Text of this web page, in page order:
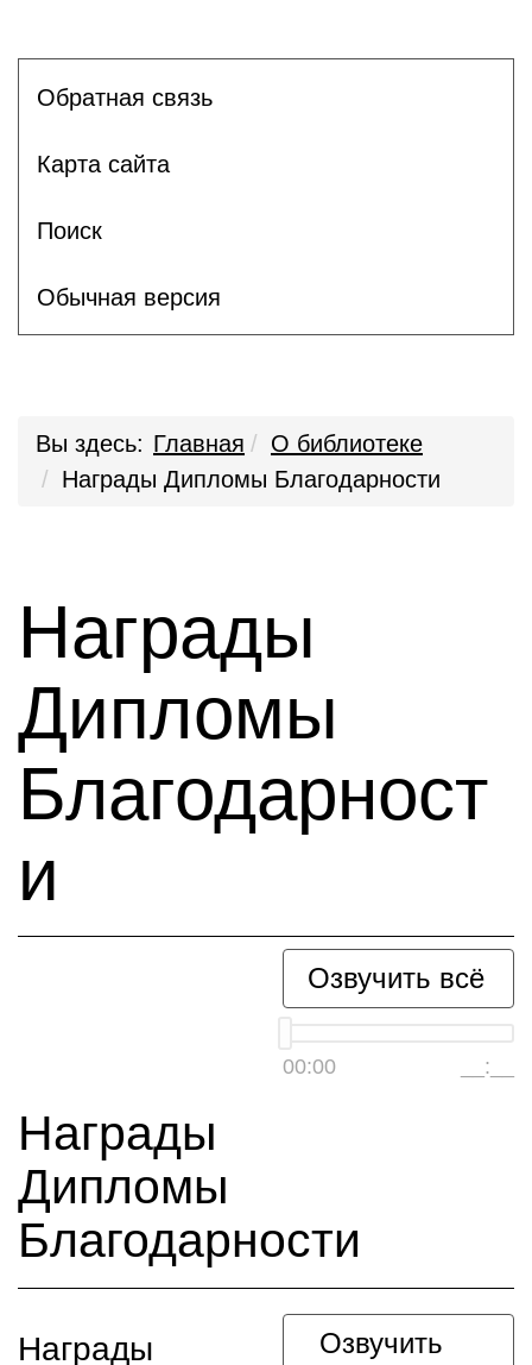
Обратная связь
Карта сайта
Поиск
Обычная версия
Вы здесь: Главная
О библиотеке
Награды Дипломы Благодарности
Награды
Дипломы
Благодарност
и
Озвучить всё
00:00 __:__
Награды
Дипломы
Благодарности
Озвучить
Награды